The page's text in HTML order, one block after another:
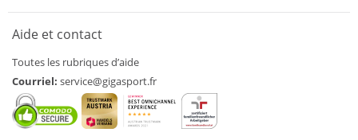
Aide et contact
Toutes les rubriques d’aide
Courriel: service@gigasport.fr